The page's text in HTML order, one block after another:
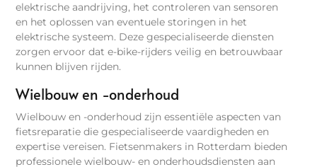
elektrische aandrijving, het controleren van sensoren
en het oplossen van eventuele storingen in het
elektrische systeem. Deze gespecialiseerde diensten
zorgen ervoor dat e-bike-rijders veilig en betrouwbaar
kunnen blijven rijden.
Wielbouw en -onderhoud
Wielbouw en -onderhoud zijn essentiële aspecten van
fietsreparatie die gespecialiseerde vaardigheden en
expertise vereisen. Fietsenmakers in Rotterdam bieden
professionele wielbouw- en onderhoudsdiensten aan